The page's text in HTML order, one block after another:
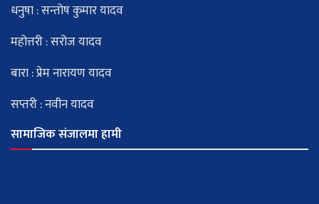
धनुषा : सन्तोष कुमार यादव
महोत्तरी : सरोज यादव
बारा : प्रेम नारायण यादव
सप्तरी : नवीन यादव
सामाजिक संजालमा हामी